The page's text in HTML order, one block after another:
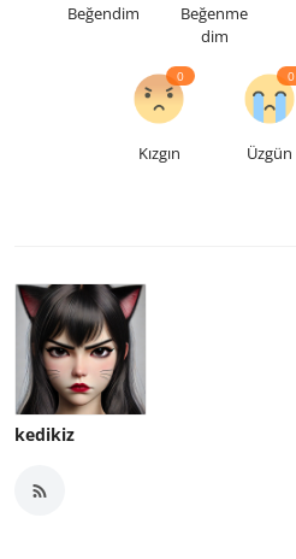
Beğendim
Beğenme
dim
Kızgın
0
Üzgün
0
kedikiz